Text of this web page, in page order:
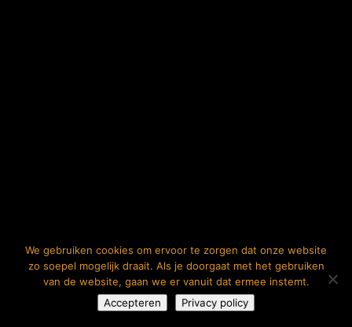
We gebruiken cookies om ervoor te zorgen dat onze website
zo soepel mogelijk draait. Als je doorgaat met het gebruiken
van de website, gaan we er vanuit dat ermee instemt.
Accepteren
Privacy policy